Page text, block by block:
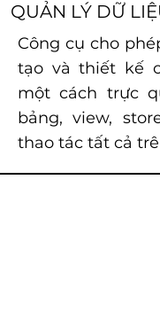
QUẢN LÝ DỮ
Công cụ cho
tạo và thiết kế
một cách trực
bảng, view,
thao tác tất cả